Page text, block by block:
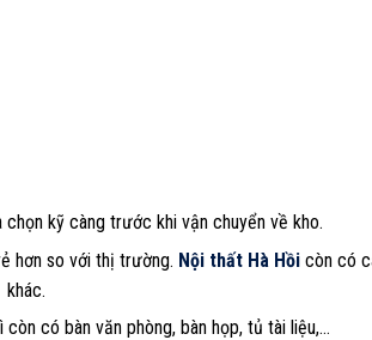
kỹ càng trước khi vận chuyển về kho.
hơn so với thị trường. Nội thất Hà Hồi còn có
khác.
có bàn văn phòng, bàn họp, tủ tài liệu,…